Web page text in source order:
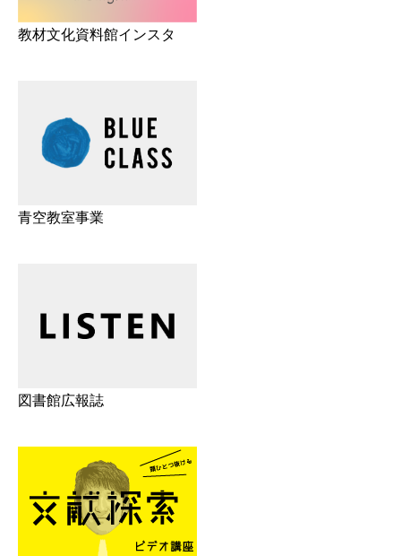
教材文化資料館インスタ
青空教室事業
図書館広報誌